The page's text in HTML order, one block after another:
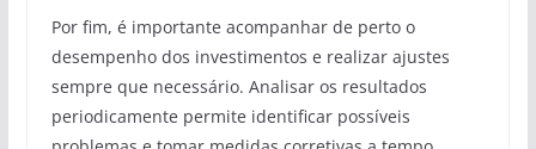
Por fim, é importante acompanhar de perto o
desempenho dos investimentos e realizar ajustes
sempre que necessário. Analisar os resultados
periodicamente permite identificar possíveis